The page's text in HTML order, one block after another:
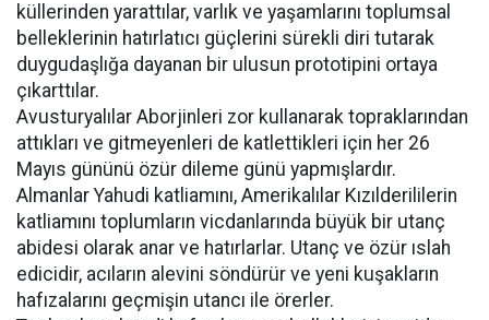
küllerinden yarattılar, varlık ve yaşamlarını toplumsal
belleklerinin hatırlatıcı güçlerini sürekli diri tutarak
duygudaşlığa dayanan bir ulusun prototipini ortaya
çıkarttılar.
Avusturyalılar Aborjinleri zor kullanarak topraklarından
attıkları ve gitmeyenleri de katlettikleri için her 26
Mayıs gününü özür dileme günü yapmışlardır.
Almanlar Yahudi katliamını, Amerikalılar Kızılderililerin
katliamını toplumların vicdanlarında büyük bir utanç
abidesi olarak anar ve hatırlarlar. Utanç ve özür ıslah
edicidir, acıların alevini söndürür ve yeni kuşakların
hafızalarını geçmişin utancı ile örerler.